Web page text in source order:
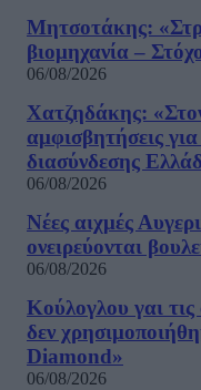
Μητσοτάκης:
βιομηχανία –
06/08/2026
Χατζηδάκης:
αμφισβητήσεις
διασύνδεσης
06/08/2026
Νέες αιχμές
ονειρεύονται
06/08/2026
Κούλογλου γαι
δεν
Diamond»
06/08/2026